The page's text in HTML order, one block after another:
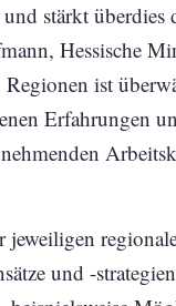
stärkt
Hessische
ist
Erfahrungen
jeweiligen
und -